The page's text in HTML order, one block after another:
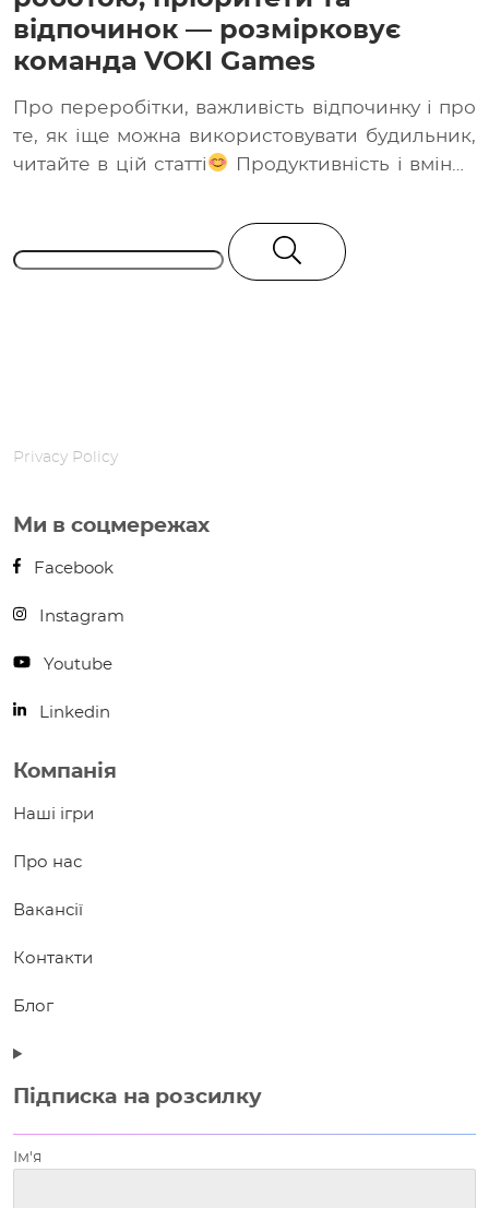
відпочинок — розмірковує
команда VOKI Games
Про переробітки, важливість відпочинку і про
те, як іще можна використовувати будильник,
читайте в цій статті
Продуктивність і вміння
Privacy Policy
Ми в соцмережах
Facebook
Instagram
Youtube
Linkedin
Компанія
Наші ігри
Про нас
Вакансії
Контакти
Блог
Підписка на розсилку
Ім'я